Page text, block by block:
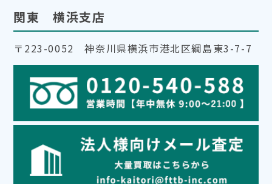
関東 横浜支店
〒223-0052 神奈川県横浜市港北区綱島東3-7-7